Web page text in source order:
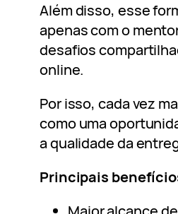
Além disso, esse
apenas com o
desafios
online.
Por isso, cada vez
como uma
a qualidade da
Principais